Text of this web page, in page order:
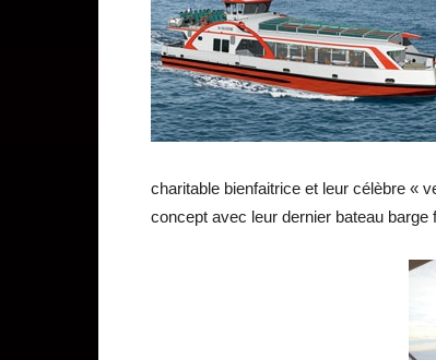
charitable bienfaitrice et leur célèbre «
concept avec leur dernier bateau